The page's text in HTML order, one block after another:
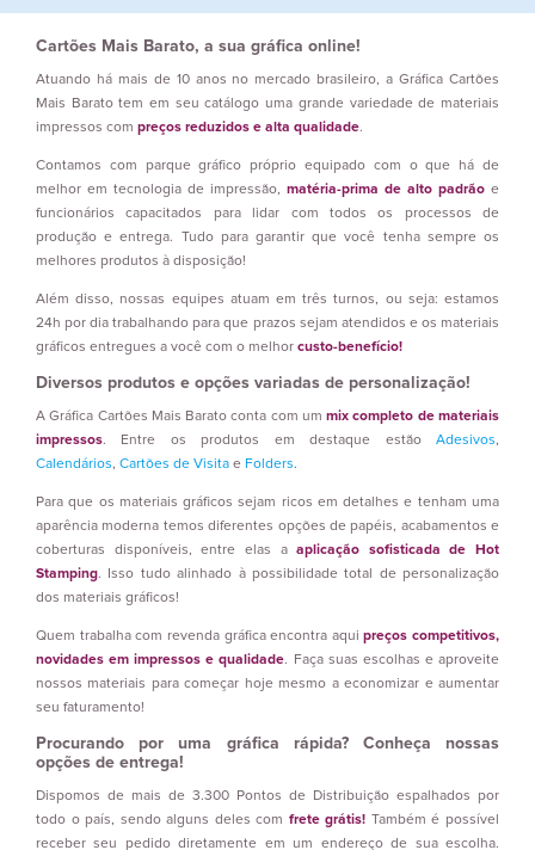
Cartões Mais Barato, a sua gráfica online!
Atuando há mais de 10 anos no mercado brasileiro, a Gráfica Cartões
Mais Barato tem em seu catálogo uma grande variedade de materiais
impressos com preços reduzidos e alta qualidade.
Contamos com parque gráfico próprio equipado com o que há de
melhor em tecnologia de impressão, matéria-prima de alto padrão e
funcionários capacitados para lidar com todos os processos de
produção e entrega. Tudo para garantir que você tenha sempre os
melhores produtos à disposição!
Além disso, nossas equipes atuam em três turnos, ou seja: estamos
24h por dia trabalhando para que prazos sejam atendidos e os materiais
gráficos entregues a você com o melhor custo-benefício!
Diversos produtos e opções variadas de personalização!
A Gráfica Cartões Mais Barato conta com ummix completo de materiais
impressos. Entre os produtos em destaque estão Adesivos,
Calendários, Cartões de Visita e Folders.
Para que os materiais gráficos sejam ricos em detalhes e tenham uma
aparência moderna temos diferentes opções de papéis, acabamentos e
coberturas disponíveis, entre elas aaplicação sofisticada de Hot
Stamping. Isso tudo alinhado à possibilidade total de personalização
dos materiais gráficos!
Quem trabalha com revenda gráfica encontra aquipreços competitivos,
novidades em impressos e qualidade. Faça suas escolhas e aproveite
nossos materiais para começar hoje mesmo a economizar e aumentar
seu faturamento!
Procurando por uma gráfica rápida? Conheça nossas
opções de entrega!
Dispomos de mais de 3.300 Pontos de Distribuição espalhados por
todo o país, sendo alguns deles com frete grátis! Também é possível
receber seu pedido diretamente em um endereço de sua escolha.